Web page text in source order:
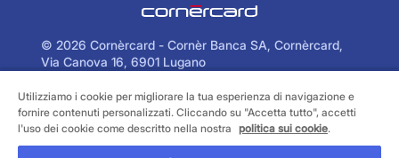
© 2026 Cornèrcard - Cornèr Banca SA, Cornèrcard,
Via Canova 16, 6901 Lugano
Area legale
Cookie policy
Informativa sulla protezione dei dati
Utilizziamo i cookie per migliorare la tua esperienza di navigazione e
fornire contenuti personalizzati. Cliccando su "Accetta tutto", accetti
l'uso dei cookie come descritto nella nostra politica sui cookie.